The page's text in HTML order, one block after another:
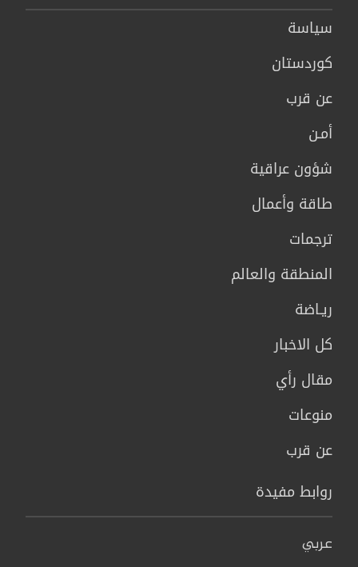
سیاسة
كوردستان
عن قرب
أمـن
شؤون عراقية
طاقة وأعمال
ترجمات
المنطقة والعالم
ريـاضة
كل الاخبار
مقال رأي
منوعات
عن قرب
روابط مفيدة
عربي